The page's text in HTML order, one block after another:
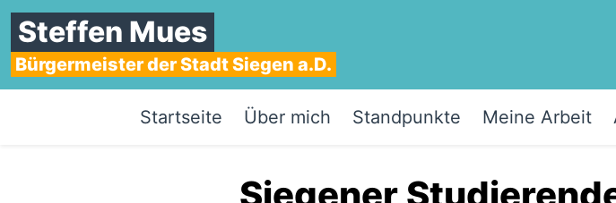
Steffen Mues
Bürgermeister der Stadt Siegen a.D.
Startseite Über mich Standpunkte Meine Arbeit